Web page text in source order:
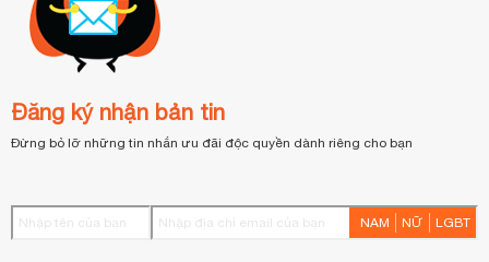
Đăng ký nhận bản tin
Đừng bỏ lỡ những tin nhắn ưu đãi độc quyền dành riêng cho bạn
NAM NỮ LGBT